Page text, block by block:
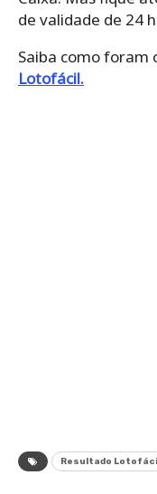
de validade de 24
Saiba como foram
Lotofácil.
Resultado